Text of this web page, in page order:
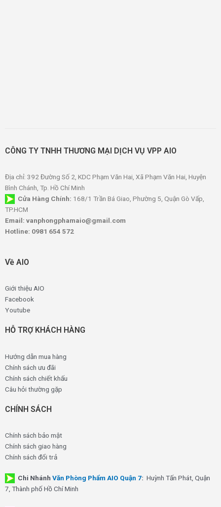
CÔNG TY TNHH THƯƠNG MẠI DỊCH VỤ VPP AIO
Địa chỉ: 392 Đường Số 2, KDC Phạm Văn Hai, Xã Phạm Văn Hai, Huyện
Bình Chánh, Tp. Hồ Chí Minh
Cửa Hàng Chính: 168/1 Trần Bá Giao, Phường 5, Quận Gò Vấp,
TP.HCM
Email: vanphongphamaio@gmail.com
Hotline: 0981 654 572
Về AIO
Giới thiệu AIO
Facebook
Youtube
HỖ TRỢ KHÁCH HÀNG
Hướng dẫn mua hàng
Chính sách ưu đãi
Chính sách chiết khấu
Câu hỏi thường gặp
CHÍNH SÁCH
Chính sách bảo mật
Chính sách giao hàng
Chính sách đổi trả
Chi Nhánh Văn Phòng Phẩm AIO Quận 7: Huỳnh Tấn Phát, Quận
7, Thành phố Hồ Chí Minh